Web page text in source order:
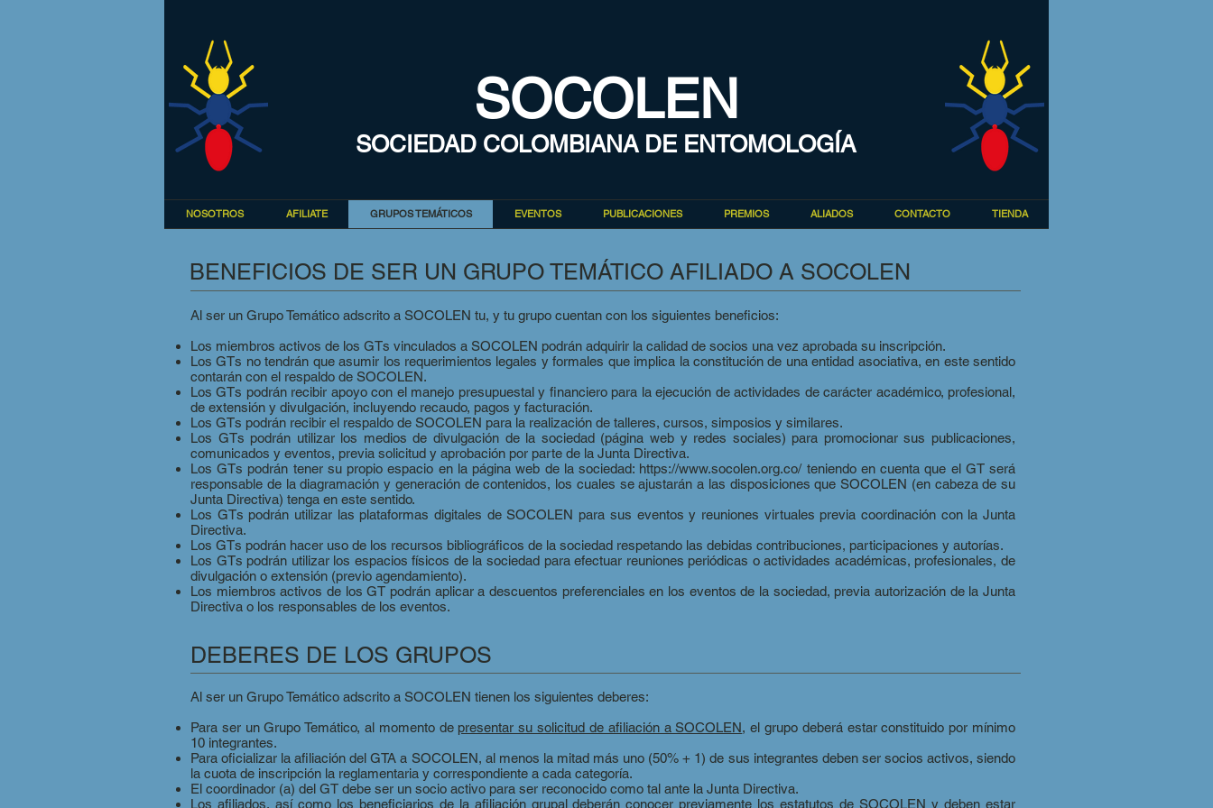
SOCOLEN
SOCIEDAD COLOMBIANA DE ENTOMOLOGÍA
NOSOTROS AFILIATE GRUPOS TEMÁTICOS EVENTOS PUBLICACIONES PREMIOS ALIADOS CONTACTO TIENDA
BENEFICIOS DE SER UN GRUPO TEMÁTICO AFILIADO A SOCOLEN
Al ser un Grupo Temático adscrito a SOCOLEN tu, y tu grupo cuentan con los siguientes beneficios:
Los miembros activos de los GTs vinculados a SOCOLEN podrán adquirir la calidad de socios una vez aprobada su inscripción.
Los GTs no tendrán que asumir los requerimientos legales y formales que implica la constitución de una entidad asociativa, en este sentido
contarán con el respaldo de SOCOLEN.
Los GTs podrán recibir apoyo con el manejo presupuestal y financiero para la ejecución de actividades de carácter académico, profesional,
de extensión y divulgación, incluyendo recaudo, pagos y facturación.
Los GTs podrán recibir el respaldo de SOCOLEN para la realización de talleres, cursos, simposios y similares.
Los GTs podrán utilizar los medios de divulgación de la sociedad (página web y redes sociales) para promocionar sus publicaciones,
comunicados y eventos, previa solicitud y aprobación por parte de la Junta Directiva.
Los GTs podrán tener su propio espacio en la página web de la sociedad: https://www.socolen.org.co/teniendo en cuenta que el GT será
responsable de la diagramación y generación de contenidos, los cuales se ajustarán a las disposiciones que SOCOLEN (en cabeza de su
Junta Directiva) tenga en este sentido.
Los GTs podrán utilizar las plataformas digitales de SOCOLEN para sus eventos y reuniones virtuales previa coordinación con la Junta
Directiva.
Los GTs podrán hacer uso de los recursos bibliográficos de la sociedad respetando las debidas contribuciones, participaciones y autorías.
Los GTs podrán utilizar los espacios físicos de la sociedad para efectuar reuniones periódicas o actividades académicas, profesionales, de
divulgación o extensión (previo agendamiento).
Los miembros activos de los GT podrán aplicar a descuentos preferenciales en los eventos de la sociedad, previa autorización de la Junta
Directiva o los responsables de los eventos.
DEBERES DE LOS GRUPOS
Al ser un Grupo Temático adscrito a SOCOLEN tienen los siguientes deberes:
Para ser un Grupo Temático, al momento de presentar su solicitud de afiliación a SOCOLEN, el grupo deberá estar constituido por mínimo
10 integrantes.
Para oficializar la afiliación del GTA a SOCOLEN, al menos la mitad más uno (50% + 1) de sus integrantes deben ser socios activos, siendo
la cuota de inscripción la reglamentaria y correspondiente a cada categoría.
El coordinador (a) del GT debe ser un socio activo para ser reconocido como tal ante la Junta Directiva.
Los afiliados, así como los beneficiarios de la afiliación grupal deberán conocer previamente los estatutos de SOCOLEN y deben estar